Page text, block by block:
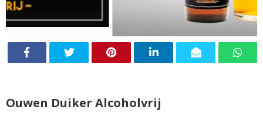
Ouwen Duiker Alcoholvrij